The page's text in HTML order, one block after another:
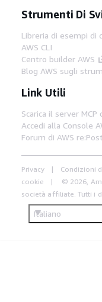
Strumenti Di
Libreria di esempi di
AWS CLI
Centro builder AWS
Blog AWS sugli
Link Utili
Scarica il server MCP
Accedi alla Console
Forum di AWS re:Post
Privacy Condizioni
cookie
© 2026,
società affiliate. Tutti i
Italiano